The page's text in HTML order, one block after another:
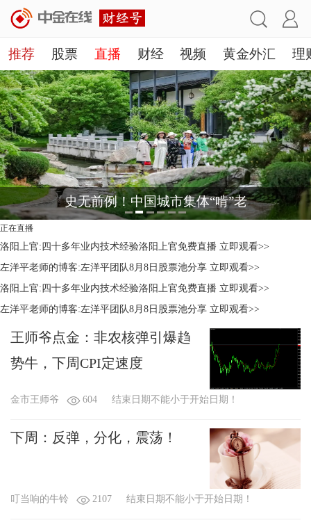
推荐 股票 直播 财经 视频 黄金外汇 理
史无前例！中国城市集体“啃”老
正在直播
洛阳上官:四十多年业内技术经验洛阳上官免费直播 立即观看>>
左洋平老师的博客:左洋平团队8月8日股票池分享 立即观看>>
洛阳上官:四十多年业内技术经验洛阳上官免费直播 立即观看>>
左洋平老师的博客:左洋平团队8月8日股票池分享 立即观看>>
王师爷点金：非农核弹引爆趋
势牛，下周CPI定速度
金市王师爷 604 结束日期不能小于开始日期！
下周：反弹，分化，震荡！
叮当响的牛铃 2107 结束日期不能小于开始日期！